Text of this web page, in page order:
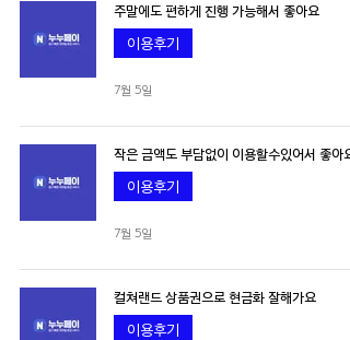
주말에도 편하게 진행 가능해서 좋아요
이용후기
7월 5일
작은 금액도 부담없이 이용할수있어서 좋아요
이용후기
7월 5일
컬쳐랜드 상품권으로 현금화 잘해가요
이용후기